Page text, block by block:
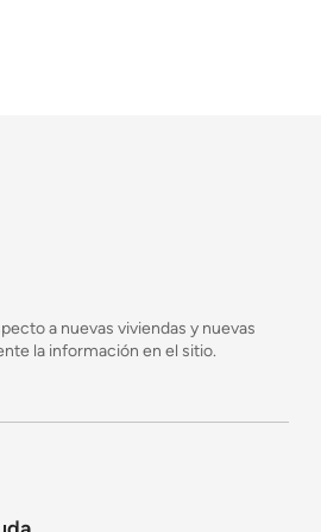
a nuevas viviendas y nuevas
la información en el sitio.